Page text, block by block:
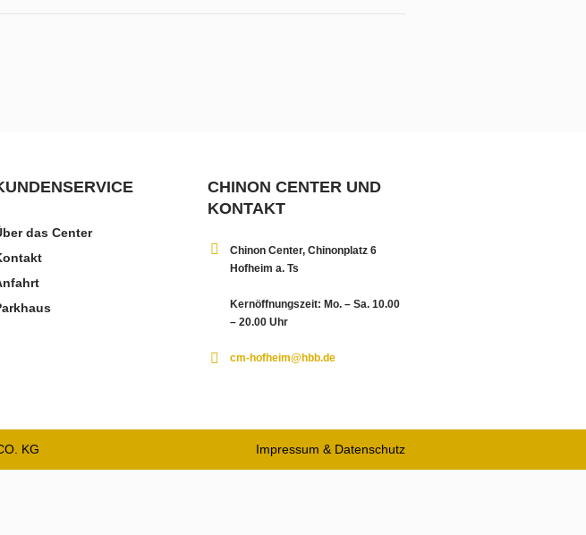
das Center
CHINON CENTER UND
KONTAKT
Chinon Center, Chinonplatz 6
Hofheim a. Ts
Kernöffnungszeit: Mo. – Sa. 10.00
– 20.00 Uhr
cm-hofheim@hbb.de
Impressum & Datenschutz
KG